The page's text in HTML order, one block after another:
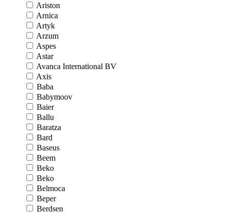
Ariston
Arnica
Artyk
Arzum
Aspes
Astar
Avanca International BV
Axis
Baba
Babymoov
Baier
Ballu
Baratza
Bard
Baseus
Beem
Beko
Beko
Belmoca
Beper
Berdsen